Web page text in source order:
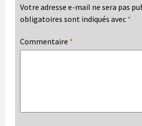
Votre adresse e-mail ne sera pas
obligatoires sont indiqués avec *
Commentaire *